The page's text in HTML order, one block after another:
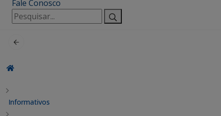
Fale Conosco
Pesquisar
por:
Informativos